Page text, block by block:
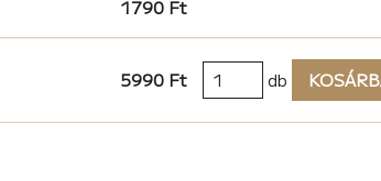
1790 Ft
5990 Ft db